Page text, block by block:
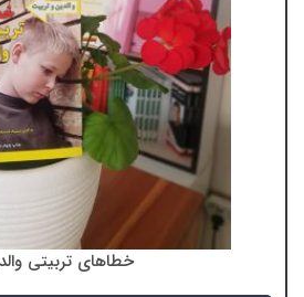
خطاهای تربیتی